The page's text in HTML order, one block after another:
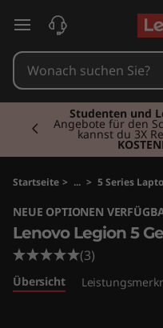
e
n
v
o
L
e
g
zum Hauptinhalt
Studenten und
Angebote für den
kannst du 3X
Currently displaying
Startseite > ... > 5 Series
NEUE OPTIONEN
Lenovo Legion 5
(3)
Übersicht